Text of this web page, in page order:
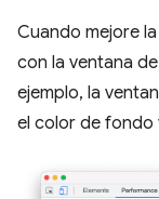
Cuando mejore
con la ventana
ejemplo, la
el color de fondo